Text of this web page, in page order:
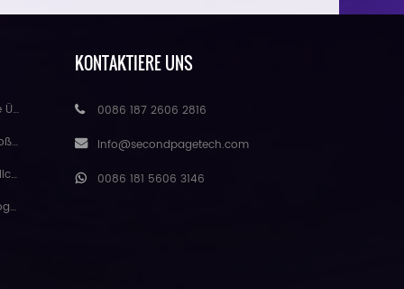
KONTAKTIERE UNS
0086 187 2606 2816
Info@secondpagetech.com
0086 181 5606 3146